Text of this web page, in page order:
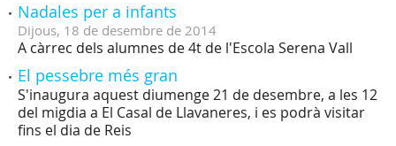
Nadales per a infants
Dijous, 18 de desembre de 2014
A càrrec dels alumnes de 4t de l'Escola Serena Vall
El pessebre més gran
S'inaugura aquest diumenge 21 de desembre, a les 12
del migdia a El Casal de Llavaneres, i es podrà visitar
fins el dia de Reis